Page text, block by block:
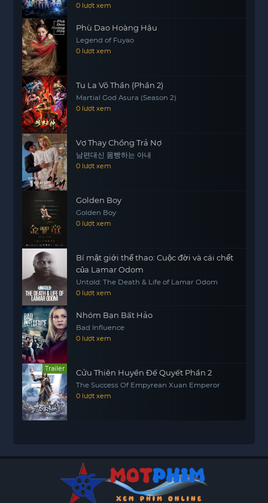
0 lượt xem
Phù Dao Hoàng Hậu
Legend of Fuyao
0 lượt xem
Tu La Võ Thần (Phần 2)
Martial God Asura (Season 2)
0 lượt xem
Vợ Thay Chồng Trả Nợ
남편대신 몸빵하는 아내
0 lượt xem
Golden Boy
Golden Boy
0 lượt xem
Bí mật giới thể thao: Cuộc đời và cái chết
của Lamar Odom
Untold: The Death & Life of Lamar Odom
0 lượt xem
Nhóm Bạn Bất Hảo
Bad Influence
0 lượt xem
Trailer Cửu Thiên Huyền Đế Quyết Phần 2
The Success Of Empyrean Xuan Emperor
0 lượt xem